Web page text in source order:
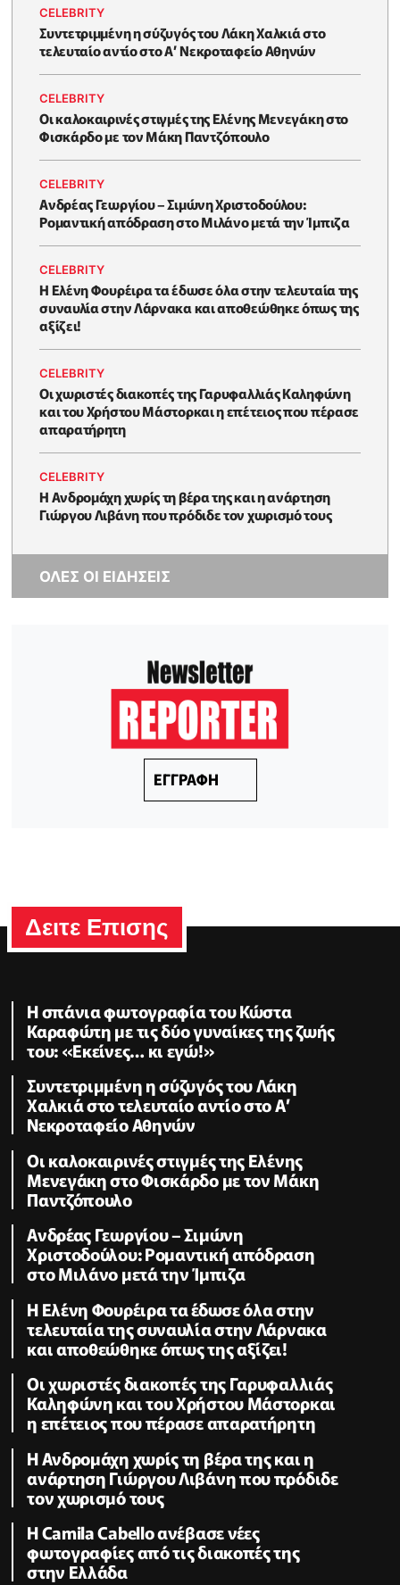
CELEBRITY
Συντετριμμένη η σύζυγός του Λάκη Χαλκιά στο
τελευταίο αντίο στο Α’ Νεκροταφείο Αθηνών
CELEBRITY
Oι καλοκαιρινές στιγμές της Ελένης Μενεγάκη στο
Φισκάρδο με τον Μάκη Παντζόπουλο
CELEBRITY
Ανδρέας Γεωργίου – Σιμώνη Χριστοδούλου:
Ρομαντική απόδραση στο Μιλάνο μετά την Ίμπιζα
CELEBRITY
Η Ελένη Φουρέιρα τα έδωσε όλα στην τελευταία της
συναυλία στην Λάρνακα και αποθεώθηκε όπως της
αξίζει!
CELEBRITY
Οι χωριστές διακοπές της Γαρυφαλλιάς Καληφώνη
και του Χρήστου Μάστορκαι η επέτειος που πέρασε
απαρατήρητη
CELEBRITY
Η Ανδρομάχη χωρίς τη βέρα της και η ανάρτηση
Γιώργου Λιβάνη που πρόδιδε τον χωρισμό τους
ΟΛΕΣ ΟΙ ΕΙΔΗΣΕΙΣ
ΕΓΓΡΑΦΗ
Δειτε Επισης
Η σπάνια φωτογραφία του Κώστα
Καραφώτη με τις δύο γυναίκες της ζωής
του: «Εκείνες… κι εγώ!»
Συντετριμμένη η σύζυγός του Λάκη
Χαλκιά στο τελευταίο αντίο στο Α’
Νεκροταφείο Αθηνών
Oι καλοκαιρινές στιγμές της Ελένης
Μενεγάκη στο Φισκάρδο με τον Μάκη
Παντζόπουλο
Ανδρέας Γεωργίου – Σιμώνη
Χριστοδούλου: Ρομαντική απόδραση
στο Μιλάνο μετά την Ίμπιζα
Η Ελένη Φουρέιρα τα έδωσε όλα στην
τελευταία της συναυλία στην Λάρνακα
και αποθεώθηκε όπως της αξίζει!
Οι χωριστές διακοπές της Γαρυφαλλιάς
Καληφώνη και του Χρήστου Μάστορκαι
η επέτειος που πέρασε απαρατήρητη
Η Ανδρομάχη χωρίς τη βέρα της και η
ανάρτηση Γιώργου Λιβάνη που πρόδιδε
τον χωρισμό τους
Η Camila Cabello ανέβασε νέες
φωτογραφίες από τις διακοπές της
στην Ελλάδα